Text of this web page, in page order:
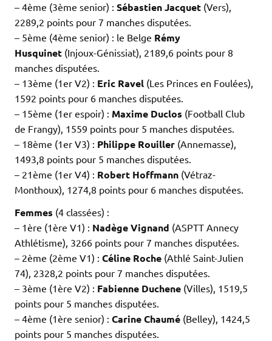
– 4ème (3ème senior) : Sébastien Jacquet (Vers),
2289,2 points pour 7 manches disputées.
– 5ème (4ème senior) : le Belge Rémy
Husquinet (Injoux-Génissiat), 2189,6 points pour 8
manches disputées.
– 13ème (1er V2) : Eric Ravel (Les Princes en Foulées),
1592 points pour 6 manches disputées.
– 15ème (1er espoir) : Maxime Duclos (Football Club
de Frangy), 1559 points pour 5 manches disputées.
– 18ème (1er V3) : Philippe Rouiller (Annemasse),
1493,8 points pour 5 manches disputées.
– 21ème (1er V4) : Robert Hoffmann (Vétraz-
Monthoux), 1274,8 points pour 6 manches disputées.
Femmes (4 classées) :
– 1ère (1ère V1) : Nadège Vignand (ASPTT Annecy
Athlétisme), 3266 points pour 7 manches disputées.
– 2ème (2ème V1) : Céline Roche (Athlé Saint-Julien
74), 2328,2 points pour 7 manches disputées.
– 3ème (1ère V2) : Fabienne Duchene (Villes), 1519,5
points pour 5 manches disputées.
– 4ème (1ère senior) : Carine Chaumé (Belley), 1424,5
points pour 5 manches disputées.